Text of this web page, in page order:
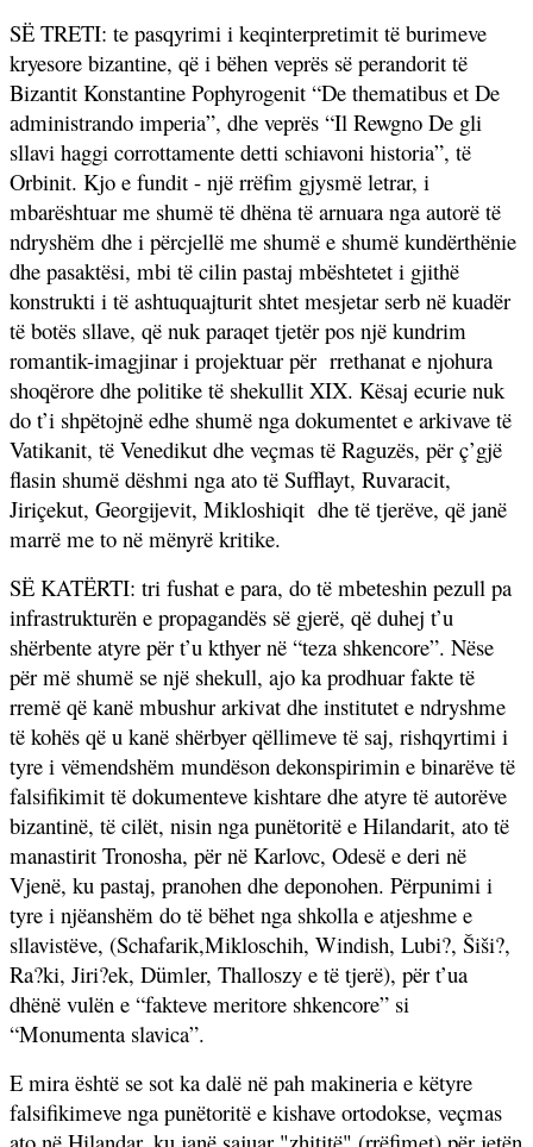
SË TRETI: te pasqyrimi i keqinterpretimit të burimeve
kryesore bizantine, që i bëhen veprës së perandorit të
Bizantit Konstantine Pophyrogenit “De thematibus et De
administrando imperia”, dhe veprës “Il Rewgno De gli
sllavi haggi corrottamente detti schiavoni historia”, të
Orbinit. Kjo e fundit - një rrëfim gjysmë letrar, i
mbarështuar me shumë të dhëna të arnuara nga autorë të
ndryshëm dhe i përcjellë me shumë e shumë kundërthënie
dhe pasaktësi, mbi të cilin pastaj mbështetet i gjithë
konstrukti i të ashtuquajturit shtet mesjetar serb në kuadër
të botës sllave, që nuk paraqet tjetër pos një kundrim
romantik-imagjinar i projektuar për rrethanat e njohura
shoqërore dhe politike të shekullit XIX. Kësaj ecurie nuk
do t’i shpëtojnë edhe shumë nga dokumentet e arkivave të
Vatikanit, të Venedikut dhe veçmas të Raguzës, për ç’gjë
flasin shumë dëshmi nga ato të Sufflayt, Ruvaracit,
Jiriçekut, Georgijevit, Mikloshiqit dhe të tjerëve, që janë
marrë me to në mënyrë kritike.
SË KATËRTI: tri fushat e para, do të mbeteshin pezull pa
infrastrukturën e propagandës së gjerë, që duhej t’u
shërbente atyre për t’u kthyer në “teza shkencore”. Nëse
për më shumë se një shekull, ajo ka prodhuar fakte të
rremë që kanë mbushur arkivat dhe institutet e ndryshme
të kohës që u kanë shërbyer qëllimeve të saj, rishqyrtimi i
tyre i vëmendshëm mundëson dekonspirimin e binarëve të
falsifikimit të dokumenteve kishtare dhe atyre të autorëve
bizantinë, të cilët, nisin nga punëtoritë e Hilandarit, ato të
manastirit Tronosha, për në Karlovc, Odesë e deri në
Vjenë, ku pastaj, pranohen dhe deponohen. Përpunimi i
tyre i njëanshëm do të bëhet nga shkolla e atjeshme e
sllavistëve, (Schafarik,Mikloschih, Windish, Lubi?, Šiši?,
Ra?ki, Jiri?ek, Dümler, Thalloszy e të tjerë), për t’ua
dhënë vulën e “fakteve meritore shkencore” si
“Monumenta slavica”.
E mira është se sot ka dalë në pah makineria e këtyre
falsifikimeve nga punëtoritë e kishave ortodokse, veçmas